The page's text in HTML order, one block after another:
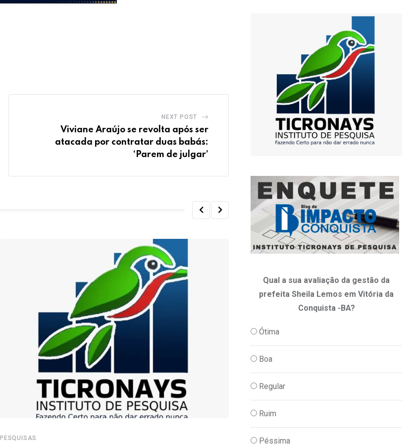
NEXT POST
Viviane Araújo se revolta após ser
atacada por contratar duas babás:
‘Parem de julgar’
PESQUISAS PESQUISAS
Qual a sua avaliação da gestão da
prefeita Sheila Lemos em Vitória da
Conquista -BA?
Ótima
Boa
Regular
Ruim
Péssima